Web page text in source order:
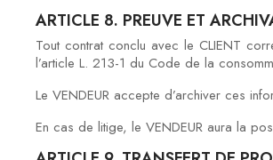
ARTICLE 8. PREUVE ET
Tout contrat conclu avec le CLIENT
l’article L. 213-1 du Code de la
Le VENDEUR accepte d’archiver ces
En cas de litige, le VENDEUR aura la